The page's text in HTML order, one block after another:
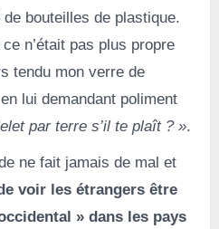
bouteilles de plastique.
n’était pas plus propre
tendu mon verre de
lui demandant poliment
par terre s’il te plaît ? ».
ne fait jamais de mal et
voir les étrangers être
» dans les pays